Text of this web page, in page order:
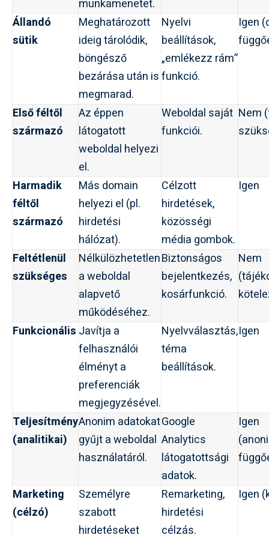
munkamenetet.
Állandó
sütik
Meghatározott
ideig tárolódik,
böngésző
bezárása után is
megmarad.
Nyelvi
beállítások,
„emlékezz rám”
funkció.
Igen
Első féltől
származó
Az éppen
látogatott
weboldal helyezi
el.
Weboldal saját
funkciói.
Nem
Harmadik
féltől
származó
Más domain
helyezi el (pl.
hirdetési
hálózat).
Célzott
hirdetések,
közösségi
média gombok.
Igen
Feltétlenül
szükséges
Nélkülözhetetlen
a weboldal
alapvető
működéséhez.
Biztonságos
bejelentkezés,
kosárfunkció.
Nem
Funkcionális Javítja a
felhasználói
élményt a
preferenciák
megjegyzésével.
Nyelvválasztás,
téma
beállítások.
Igen
Teljesítmény
(analitikai)
Anonim adatokat
gyűjt a weboldal
használatáról.
Google
Analytics
látogatottsági
adatok.
Igen
Marketing
(célzó)
Személyre
szabott
hirdetéseket
Remarketing,
hirdetési
célzás.
Igen